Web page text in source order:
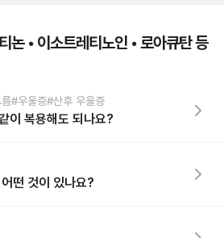
논 • 이소트레티노인 • 로아큐탄 등
#우울증#산후 우울증
이 복용해도 되나요?
떤 것이 있나요?